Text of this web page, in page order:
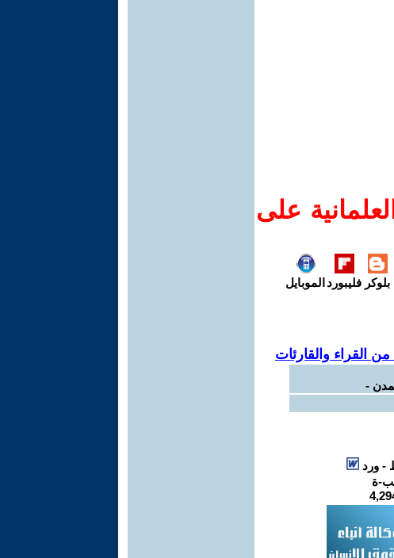
على
بلوكر فليبورد الموبايل
القراء والقارئات
-
- ورد
ة